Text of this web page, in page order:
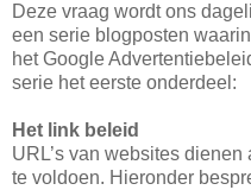
Deze vraag wordt ons
een serie blogposten
het Google
serie het eerste onderdeel:
Het link beleid
URL’s van websites
te voldoen. Hieronder